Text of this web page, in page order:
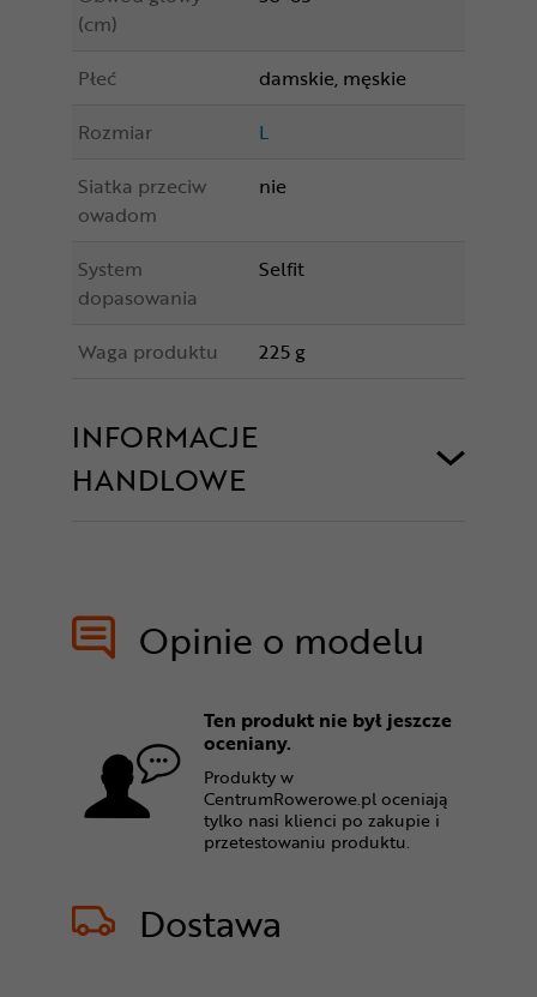
(cm)
Płeć
damskie, męskie
Rozmiar
L
Siatka przeciw
owadom
nie
System
dopasowania
Selfit
Waga produktu 225 g
INFORMACJE
HANDLOWE
Opinie o modelu
Ten produkt nie był jeszcze
oceniany.
Produkty w
CentrumRowerowe.pl oceniają
tylko nasi klienci po zakupie i
przetestowaniu produktu.
Dostawa